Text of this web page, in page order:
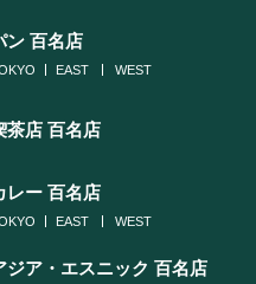
ン 百名店
EAST WEST
茶店 百名店
レー 百名店
EAST WEST
ジア・エスニック 百名店